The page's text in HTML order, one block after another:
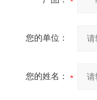
您的单位：
您的姓名：